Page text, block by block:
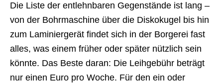
Die Liste der entlehnbaren Gegenstände ist lang –
von der Bohrmaschine über die Diskokugel bis hin
zum Laminiergerät findet sich in der Borgerei fast
alles, was einem früher oder später nützlich sein
könnte. Das Beste daran: Die Leihgebühr beträgt
nur einen Euro pro Woche. Für den ein oder